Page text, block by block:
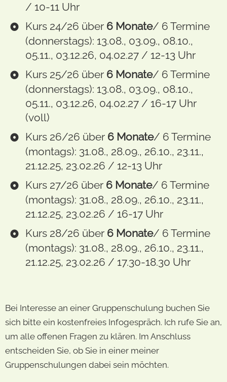
/ 10-11 Uhr
Kurs 24/26 über 6 Monate/ 6 Termine
(donnerstags): 13.08., 03.09., 08.10.,
05.11., 03.12.26, 04.02.27 / 12-13 Uhr
Kurs 25/26 über 6 Monate/ 6 Termine
(donnerstags): 13.08., 03.09., 08.10.,
05.11., 03.12.26, 04.02.27 / 16-17 Uhr
(voll)
Kurs 26/26 über 6 Monate/ 6 Termine
(montags): 31.08., 28.09., 26.10., 23.11.,
21.12.25, 23.02.26 / 12-13 Uhr
Kurs 27/26 über 6 Monate/ 6 Termine
(montags): 31.08., 28.09., 26.10., 23.11.,
21.12.25, 23.02.26 / 16-17 Uhr
Kurs 28/26 über 6 Monate/ 6 Termine
(montags): 31.08., 28.09., 26.10., 23.11.,
21.12.25, 23.02.26 / 17.30-18.30 Uhr
Bei Interesse an einer Gruppenschulung buchen Sie
sich bitte ein kostenfreies Infogespräch. Ich rufe Sie an,
um alle offenen Fragen zu klären. Im Anschluss
entscheiden Sie, ob Sie in einer meiner
Gruppenschulungen dabei sein möchten.